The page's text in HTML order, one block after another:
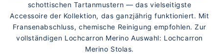
schottischen Tartanmustern — das vielseitigste
Accessoire der Kollektion, das ganzjährig funktioniert. Mit
Fransenabschluss, chemische Reinigung empfohlen. Zur
vollständigen Lochcarron Merino Auswahl: Lochcarron
Merino Stolas.